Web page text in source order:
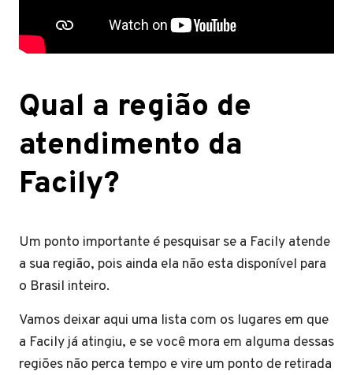
Qual a região de
atendimento da
Facily?
Um ponto importante é pesquisar se a Facily atende
a sua região, pois ainda ela não esta disponível para
o Brasil inteiro.
Vamos deixar aqui uma lista com os lugares em que
a Facily já atingiu, e se você mora em alguma dessas
regiões não perca tempo e vire um ponto de retirada